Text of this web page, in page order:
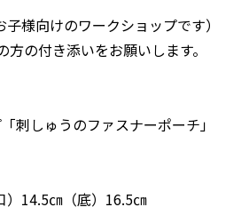
向けのワークショップです）
の付き添いをお願いします。
刺しゅうのファスナーポーチ」
14.5㎝（底）16.5㎝